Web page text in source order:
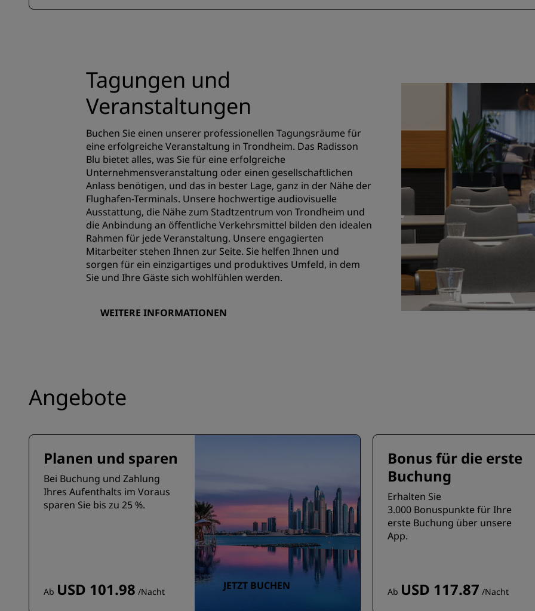
Tagungen und
Veranstaltungen
Buchen Sie einen unserer professionellen Tagungsräume für
eine erfolgreiche Veranstaltung in Trondheim. Das Radisson
Blu bietet alles, was Sie für eine erfolgreiche
Unternehmensveranstaltung oder einen gesellschaftlichen
Anlass benötigen, und das in bester Lage, ganz in der Nähe der
Flughafen-Terminals. Unsere hochwertige audiovisuelle
Ausstattung, die Nähe zum Stadtzentrum von Trondheim und
die Anbindung an öffentliche Verkehrsmittel bilden den idealen
Rahmen für jede Veranstaltung. Unsere engagierten
Mitarbeiter stehen Ihnen zur Seite. Sie helfen Ihnen und
sorgen für ein einzigartiges und produktives Umfeld, in dem
Sie und Ihre Gäste sich wohlfühlen werden.
WEITERE INFORMATIONEN
Angebote
Planen und sparen
Bei Buchung und Zahlung
Ihres Aufenthalts im Voraus
sparen Sie bis zu 25 %.
Ab USD 101.98 /Nacht JETZT BUCHEN
Bonus für die erste
Buchung
Erhalten Sie
3.000 Bonuspunkte für Ihre
erste Buchung über unsere
App.
Ab USD 117.87 /Nacht